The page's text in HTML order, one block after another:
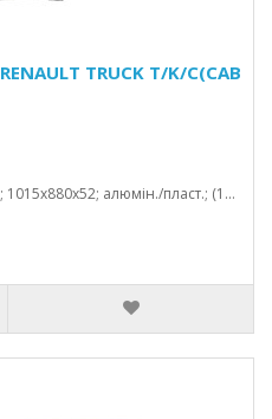
TRUCK T/K/C(CAB
Примітка: з/без конд.; акпп/мкпп; 1015x880x52; алюмін./пласт.; (12.9 d); паяний